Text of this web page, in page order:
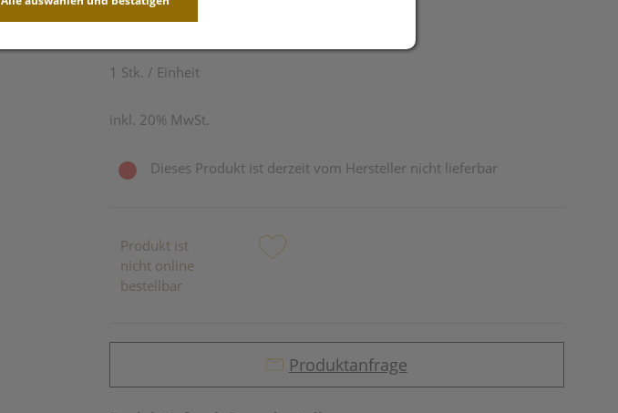
1 Stk. / Einheit
inkl. 20% MwSt.
Dieses Produkt ist derzeit vom Hersteller nicht lieferbar
Produkt ist
nicht online
bestellbar
Produktanfrage